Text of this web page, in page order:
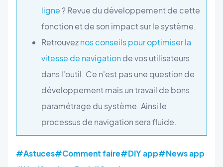
ligne? Revue du développement de cette
fonction et de son impact sur le système.
Retrouveznos conseils pour optimiser la
vitesse de navigationde vos utilisateurs
dans l'outil. Ce n'est pas une question de
développement mais un travail de bons
paramétrage du système. Ainsi le
processus de navigation sera fluide.
#Astuces#Comment faire#DIY app#News app